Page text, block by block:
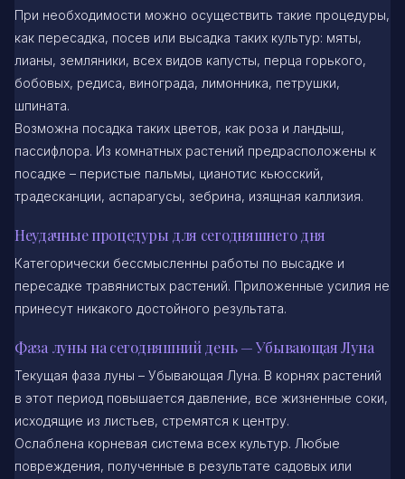
При необходимости можно осуществить такие процедуры,
как пересадка, посев или высадка таких культур: мяты,
лианы, земляники, всех видов капусты, перца горького,
бобовых, редиса, винограда, лимонника, петрушки,
шпината.
Возможна посадка таких цветов, как роза и ландыш,
пассифлора. Из комнатных растений предрасположены к
посадке – перистые пальмы, цианотис кьюсский,
традесканции, аспарагусы, зебрина, изящная каллизия.
Неудачные процедуры для сегодняшнего дня
Категорически бессмысленны работы по высадке и
пересадке травянистых растений. Приложенные усилия не
принесут никакого достойного результата.
Фаза луны на сегодняшний день — Убывающая Луна
Текущая фаза луны – Убывающая Луна. В корнях растений
в этот период повышается давление, все жизненные соки,
исходящие из листьев, стремятся к центру.
Ослаблена корневая система всех культур. Любые
повреждения, полученные в результате садовых или